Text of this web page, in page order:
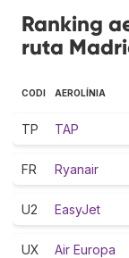
Ranking
ruta
CODI AEROLÍNIA
TP TAP
FR Ryanair
U2 EasyJet
UX Air Europa